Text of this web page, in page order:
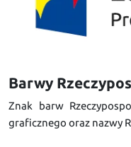
Barwy
Znak barw
graficznego oraz nazwy